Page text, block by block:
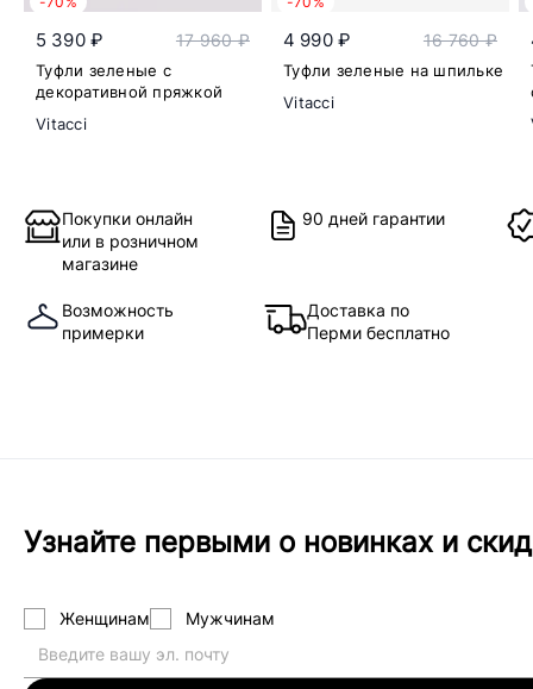
5 390 ₽ 17 960 ₽
Туфли зеленые с
декоративной пряжкой
Vitacci
4 990 ₽ 16 760 ₽
Туфли зеленые на шпильке
Vitacci
Покупки онлайн
или в розничном
магазине
90 дней гарантии
Возможность
примерки
Доставка по
Перми бесплатно
Узнайте первыми о новинках и
Женщинам Мужчинам